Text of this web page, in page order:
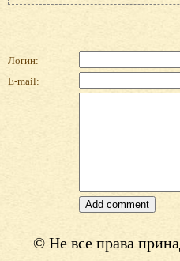
Логин:
E-mail:
© Не все права